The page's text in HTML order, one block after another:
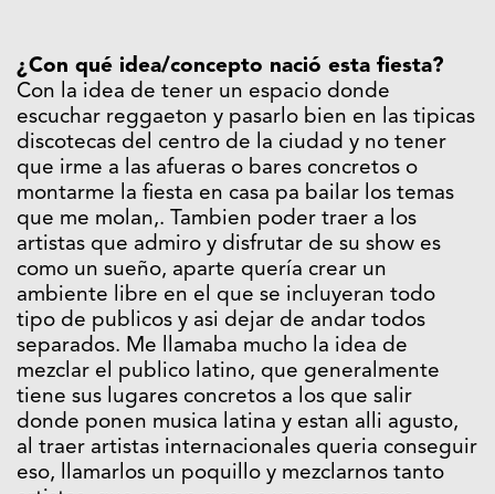
¿Con qué idea/concepto nació esta fiesta?
Con la idea de tener un espacio donde
escuchar reggaeton y pasarlo bien en las tipicas
discotecas del centro de la ciudad y no tener
que irme a las afueras o bares concretos o
montarme la fiesta en casa pa bailar los temas
que me molan,. Tambien poder traer a los
artistas que admiro y disfrutar de su show es
como un sueño, aparte quería crear un
ambiente libre en el que se incluyeran todo
tipo de publicos y asi dejar de andar todos
separados. Me llamaba mucho la idea de
mezclar el publico latino, que generalmente
tiene sus lugares concretos a los que salir
donde ponen musica latina y estan alli agusto,
al traer artistas internacionales queria conseguir
eso, llamarlos un poquillo y mezclarnos tanto